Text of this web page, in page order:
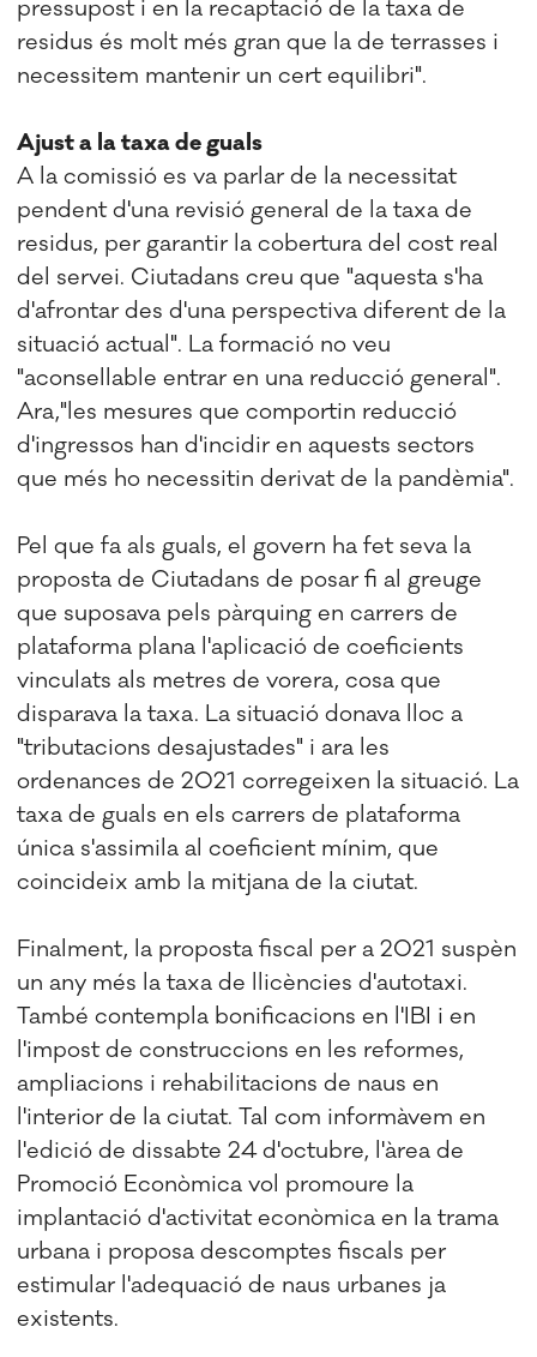
pressupost i en la recaptació de la taxa de
residus és molt més gran que la de terrasses i
necessitem mantenir un cert equilibri".
Ajust a la taxa de guals
A la comissió es va parlar de la necessitat
pendent d'una revisió general de la taxa de
residus, per garantir la cobertura del cost real
del servei. Ciutadans creu que "aquesta s'ha
d'afrontar des d'una perspectiva diferent de la
situació actual". La formació no veu
"aconsellable entrar en una reducció general".
Ara,"les mesures que comportin reducció
d'ingressos han d'incidir en aquests sectors
que més ho necessitin derivat de la pandèmia".
Pel que fa als guals, el govern ha fet seva la
proposta de Ciutadans de posar fi al greuge
que suposava pels pàrquing en carrers de
plataforma plana l'aplicació de coeficients
vinculats als metres de vorera, cosa que
disparava la taxa. La situació donava lloc a
"tributacions desajustades" i ara les
ordenances de 2021 corregeixen la situació. La
taxa de guals en els carrers de plataforma
única s'assimila al coeficient mínim, que
coincideix amb la mitjana de la ciutat.
Finalment, la proposta fiscal per a 2021 suspèn
un any més la taxa de llicències d'autotaxi.
També contempla bonificacions en l'IBI i en
l'impost de construccions en les reformes,
ampliacions i rehabilitacions de naus en
l'interior de la ciutat. Tal com informàvem en
l'edició de dissabte 24 d'octubre, l'àrea de
Promoció Econòmica vol promoure la
implantació d'activitat econòmica en la trama
urbana i proposa descomptes fiscals per
estimular l'adequació de naus urbanes ja
existents.